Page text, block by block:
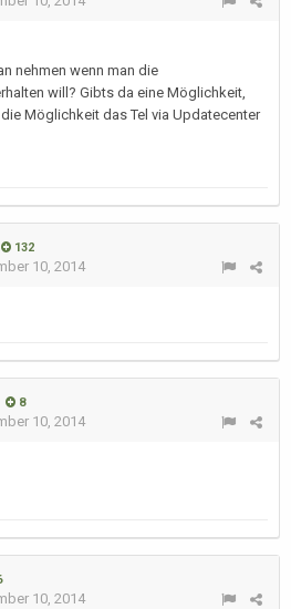
nehmen wenn man die
will? Gibts da eine Möglichkeit,
Möglichkeit das Tel via Updatecenter
132
10, 2014
8
10, 2014
10, 2014